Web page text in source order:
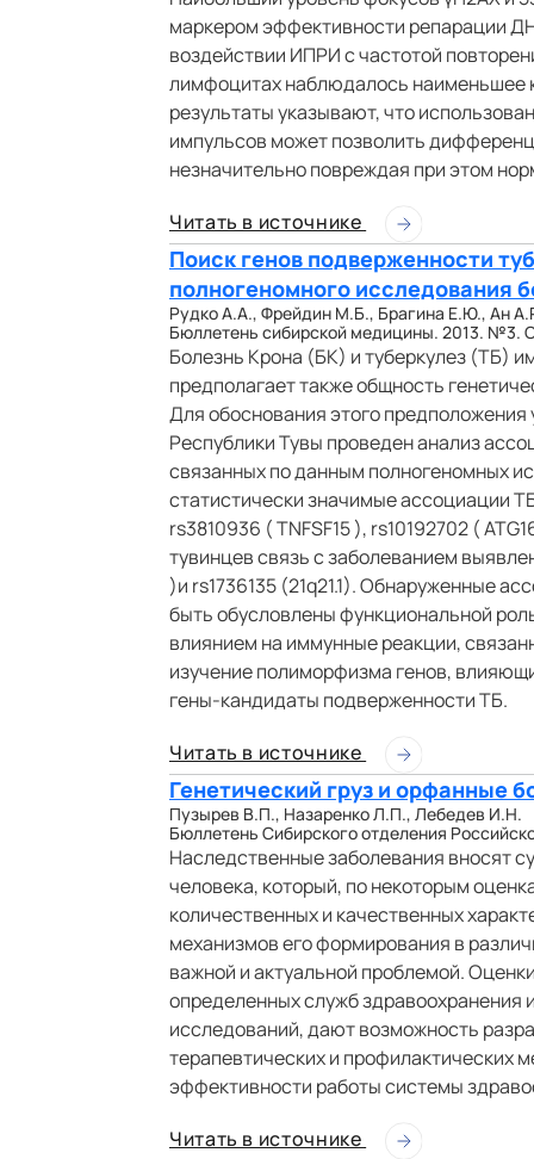
маркером эффективности репарации
воздействии ИПРИ с частотой
лимфоцитах наблюдалось наименьшее
результаты указывают, что
импульсов может позволить
незначительно повреждая при этом
Читать в источнике
Поиск генов подверженности
полногеномного исследования
Рудко А.А., Фрейдин М.Б., Брагина Е.Ю., Ан
Бюллетень сибирской медицины. 2013. №3.
Болезнь Крона (БК) и туберкулез (ТБ)
предполагает также общность
Для обоснования этого предположения
Республики Тувы проведен анализ
связанных по данным полногеномных
статистически значимые ассоциации
rs3810936 ( TNFSF15 ), rs10192702 (
тувинцев связь с заболеванием
)и rs1736135 (21q21.1). Обнаруженные
быть обусловлены функциональной
влиянием на иммунные реакции,
изучение полиморфизма генов,
гены-кандидаты подверженности ТБ.
Читать в источнике
Генетический груз и орфанные
Пузырев В.П., Назаренко Л.П., Лебедев И.Н.
Бюллетень Сибирского отделения
Наследственные заболевания вносят
человека, который, по некоторым
количественных и качественных
механизмов его формирования в
важной и актуальной проблемой.
определенных служб
исследований, дают возможность
терапевтических и профилактических
эффективности работы системы
Читать в источнике